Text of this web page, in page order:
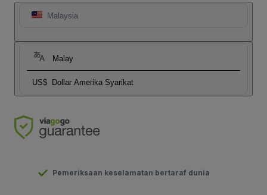
Malaysia
Malay
US$ Dollar Amerika Syarikat
Pemeriksaan keselamatan bertaraf dunia